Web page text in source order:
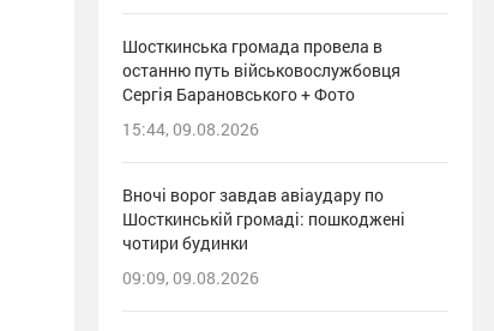
Шосткинська громада провела в
останню путь військовослужбовця
Сергія Барановського + Фото
15:44, 09.08.2026
Вночі ворог завдав авіаудару по
Шосткинській громаді: пошкоджені
чотири будинки
09:09, 09.08.2026